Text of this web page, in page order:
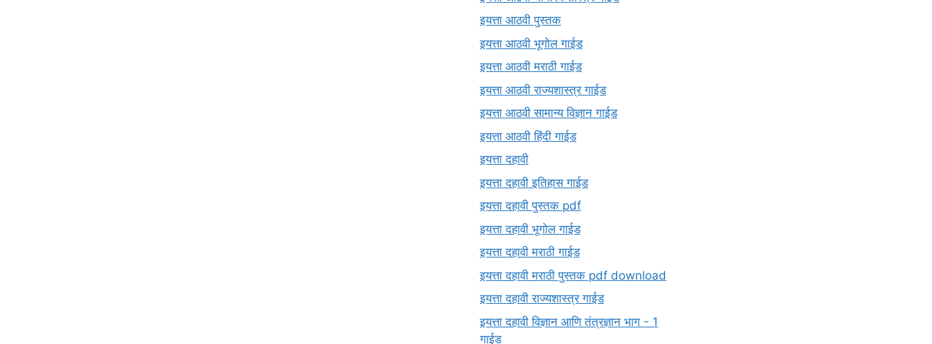
इयत्ता आठवी पुस्तक
इयत्ता आठवी भूगोल गाईड
इयत्ता आठवी मराठी गाईड
इयत्ता आठवी राज्यशास्त्र गाईड
इयत्ता आठवी सामान्य विज्ञान गाईड
इयत्ता आठवी हिंदी गाईड
इयत्ता दहावी
इयत्ता दहावी इतिहास गाईड
इयत्ता दहावी पुस्तक pdf
इयत्ता दहावी भूगोल गाईड
इयत्ता दहावी मराठी गाईड
इयत्ता दहावी मराठी पुस्तक pdf download
इयत्ता दहावी राज्यशास्त्र गाईड
इयत्ता दहावी विज्ञान आणि तंत्रज्ञान भाग - 1
गाईड